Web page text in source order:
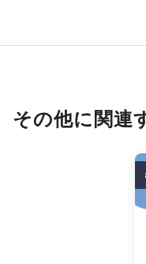
その他に関連